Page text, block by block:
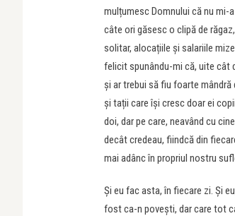
mulțumesc Domnului că nu mi-
câte ori găsesc o clipă de
solitar, alocațiile și salariile
felicit spunându-mi că, uite cât
și ar trebui să fiu foarte
și tații care își cresc doar ei
doi, dar pe care, neavând cu
decât credeau, fiindcă din
mai adânc în propriul nostru
Și eu fac asta, în fiecare zi. Și
fost ca-n povești, dar care tot